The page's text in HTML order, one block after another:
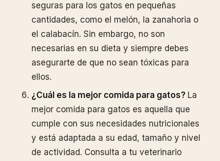
seguras para los gatos en pequeñas
cantidades, como el melón, la zanahoria o
el calabacín. Sin embargo, no son
necesarias en su dieta y siempre debes
asegurarte de que no sean tóxicas para
ellos.
¿Cuál es la mejor comida para gatos? La
mejor comida para gatos es aquella que
cumple con sus necesidades nutricionales
y está adaptada a su edad, tamaño y nivel
de actividad. Consulta a tu veterinario